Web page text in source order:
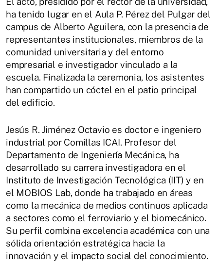
ha tenido lugar en el Aula P. Pérez del Pulgar del
campus de Alberto Aguilera, con la presencia de
representantes institucionales, miembros de la
comunidad universitaria y del entorno
empresarial e investigador vinculado a la
escuela. Finalizada la ceremonia, los asistentes
han compartido un cóctel en el patio principal
del edificio.
Jesús R. Jiménez Octavio es doctor e ingeniero
industrial por Comillas ICAI. Profesor del
Departamento de Ingeniería Mecánica, ha
desarrollado su carrera investigadora en el
Instituto de Investigación Tecnológica (IIT) y en
el MOBIOS Lab, donde ha trabajado en áreas
como la mecánica de medios continuos aplicada
a sectores como el ferroviario y el biomecánico.
Su perfil combina excelencia académica con una
sólida orientación estratégica hacia la
innovación y el impacto social del conocimiento.